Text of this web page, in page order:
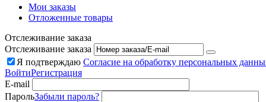
Мои заказы
Отложенные товары
Отслеживание заказа
Отслеживание заказа
Я подтверждаю Согласие на обработку персональных
ВойтиРегистрация
E-mail
ПарольЗабыли пароль?